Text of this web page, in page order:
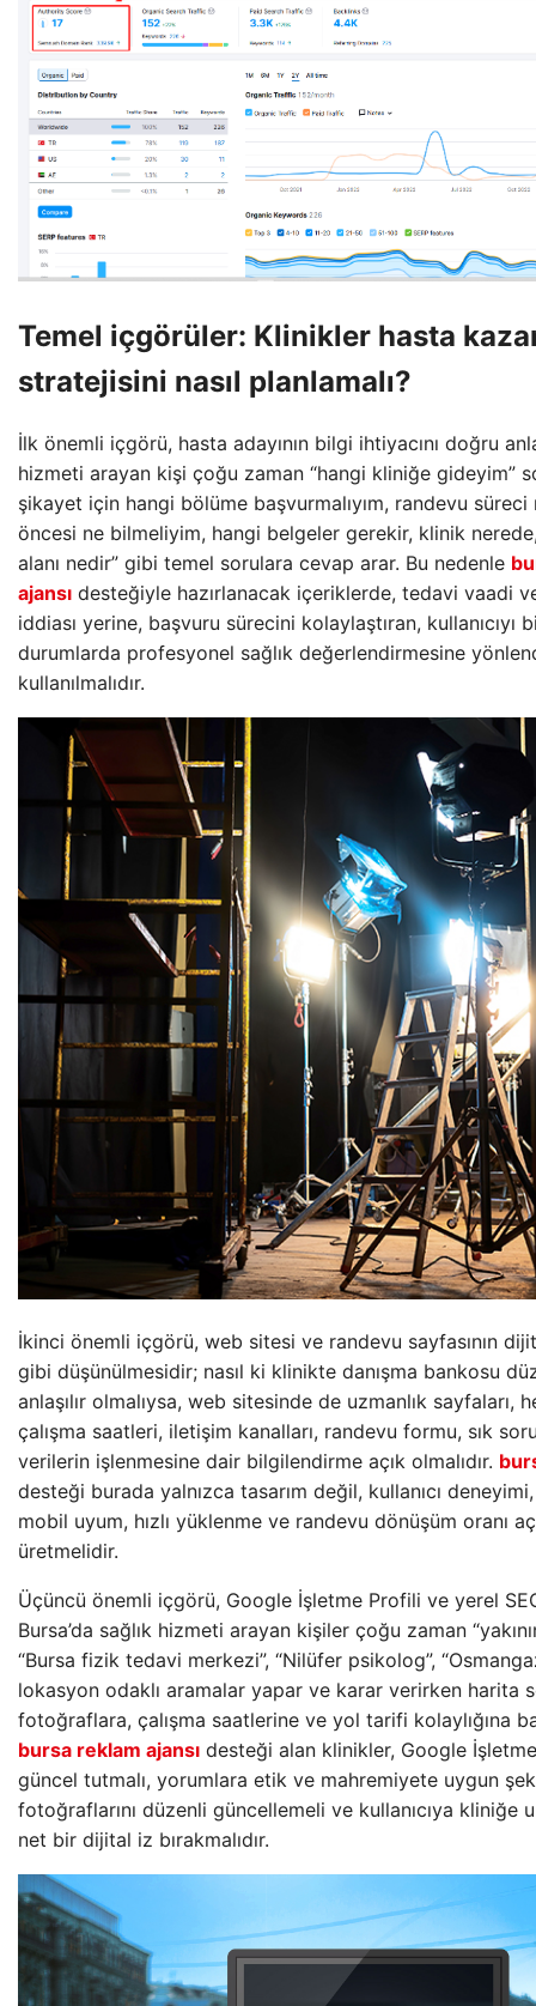
Temel içgörüler: Klinikler hasta
stratejisini nasıl planlamalı?
İlk önemli içgörü, hasta adayının bilgi ihtiyacını doğru
hizmeti arayan kişi çoğu zaman “hangi kliniğe gideyim”
şikayet için hangi bölüme başvurmalıyım, randevu süreci
öncesi ne bilmeliyim, hangi belgeler gerekir, klinik
alanı nedir” gibi temel sorulara cevap arar. Bu nedenle
ajansı desteğiyle hazırlanacak içeriklerde, tedavi vaadi
iddiası yerine, başvuru sürecini kolaylaştıran,
durumlarda profesyonel sağlık değerlendirmesine
kullanılmalıdır.
İkinci önemli içgörü, web sitesi ve randevu sayfasının
gibi düşünülmesidir; nasıl ki klinikte danışma bankosu
anlaşılır olmalıysa, web sitesinde de uzmanlık sayfaları,
çalışma saatleri, iletişim kanalları, randevu formu, sık
verilerin işlenmesine dair bilgilendirme açık olmalıdır.
desteği burada yalnızca tasarım değil, kullanıcı
mobil uyum, hızlı yüklenme ve randevu dönüşüm oranı
üretmelidir.
Üçüncü önemli içgörü, Google İşletme Profili ve yerel
Bursa’da sağlık hizmeti arayan kişiler çoğu zaman
“Bursa fizik tedavi merkezi”, “Nilüfer psikolog”,
lokasyon odaklı aramalar yapar ve karar verirken harita
fotoğraflara, çalışma saatlerine ve yol tarifi kolaylığına
bursa reklam ajansı desteği alan klinikler, Google
güncel tutmalı, yorumlara etik ve mahremiyete uygun
fotoğraflarını düzenli güncellemeli ve kullanıcıya kliniğe
net bir dijital iz bırakmalıdır.